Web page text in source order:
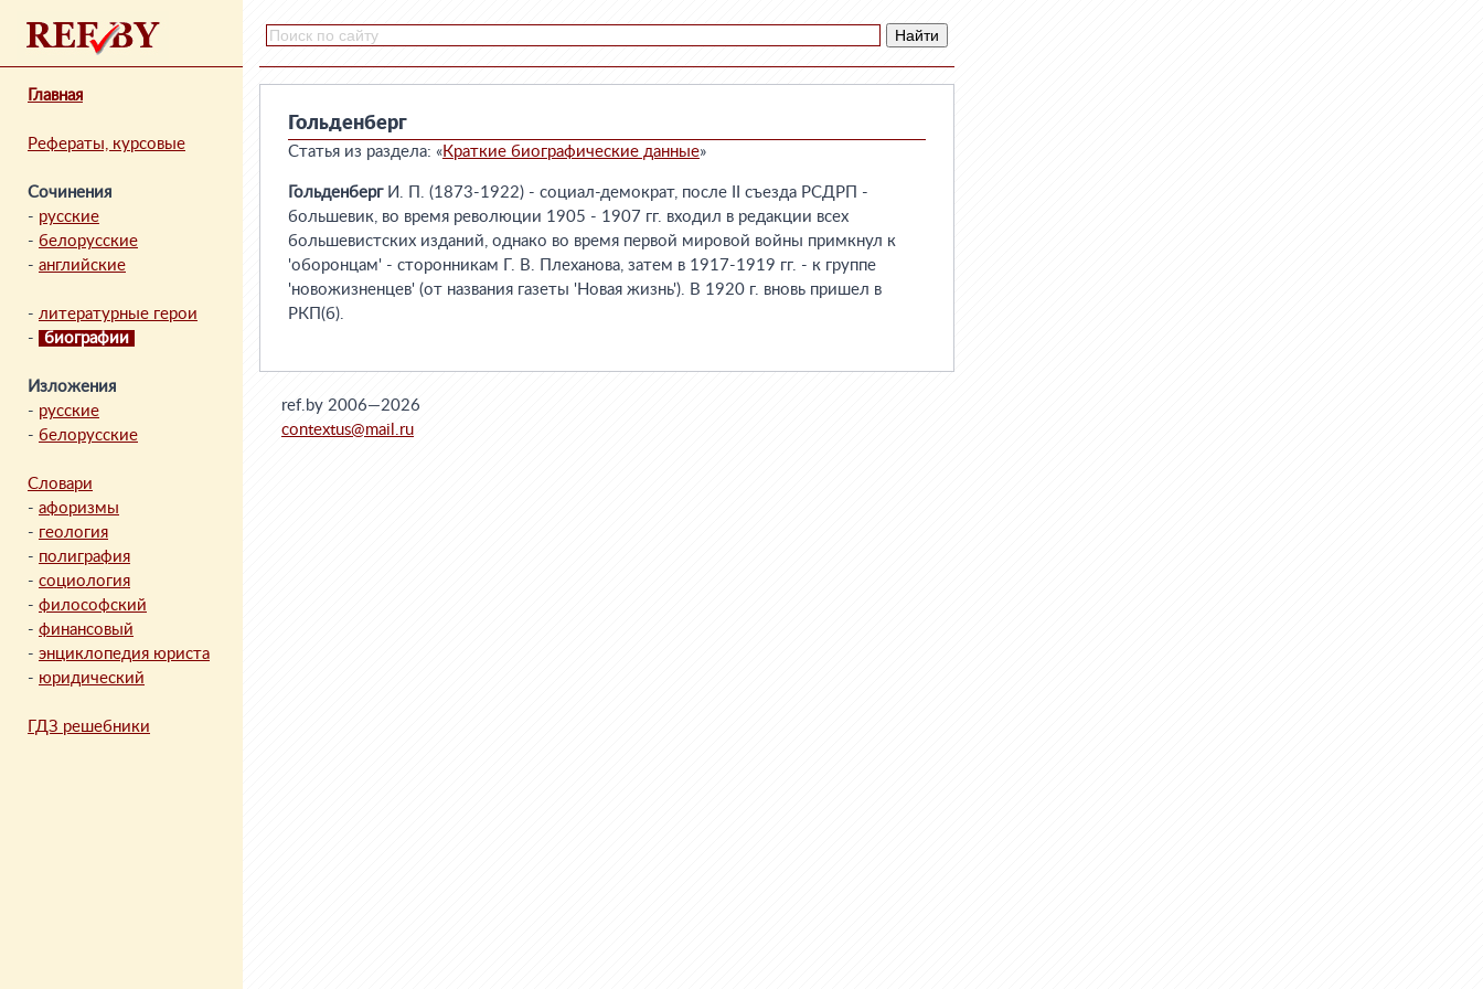
Главная
Рефераты, курсовые
Сочинения
- русские
- белорусские
- английские
- литературные герои
-
биографии
Изложения
- русские
- белорусские
Словари
- афоризмы
- геология
- полиграфия
- социология
- философский
- финансовый
- энциклопедия юриста
- юридический
ГДЗ решебники
Гольденберг
Статья из раздела: «Краткие биографические данные»
ГольденбергИ. П. (1873-1922) - социал-демократ, после II съезда РСДРП -
большевик, во время революции 1905 - 1907 гг. входил в редакции всех
большевистских изданий, однако во время первой мировой войны примкнул к
'оборонцам' - сторонникам Г. В. Плеханова, затем в 1917-1919 гг. - к группе
'новожизненцев' (от названия газеты 'Новая жизнь'). В 1920 г. вновь пришел в
РКП(б).
ref.by 2006—2026
contextus@mail.ru